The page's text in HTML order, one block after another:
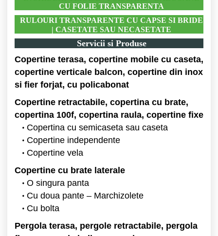
CU FOLIE TRANSPARENTA
RULOURI TRANSPARENTE CU CAPSE SI BRIDE
| CASETATE SAU NECASETATE
Servicii si Produse
Copertine terasa, copertine mobile cu caseta,
copertine verticale balcon, copertine din inox
si fier forjat, cu policabonat
Copertine retractabile, copertina cu brate,
copertina 100f, copertina raula, copertine fixe
Copertina cu semicaseta sau caseta
Copertine independente
Copertine vela
Copertine cu brate laterale
O singura panta
Cu doua pante – Marchizolete
Cu bolta
Pergola terasa, pergole retractabile, pergola